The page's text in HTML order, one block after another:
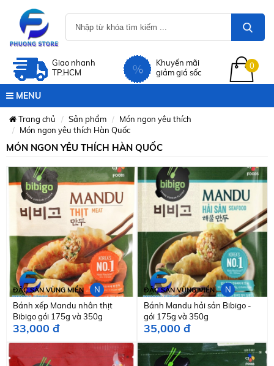
Giao nhanh
TP.HCM
Khuyến mãi
giảm giá sốc
0
MENU
Trang chủ Sản phẩm
Món ngon yêu thích
Món ngon yêu thích Hàn Quốc
MÓN NGON YÊU THÍCH HÀN QUỐC
ĐẶC SẢN VÙNG MIỀN
N
Bánh xếp Mandu nhân thịt
Bibigo gói 175g và 350g
33,000 đ
ĐẶC SẢN VÙNG MIỀN
N
Bánh Mandu hải sản Bibigo -
gói 175g và 350g
35,000 đ